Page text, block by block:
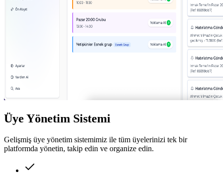
Üye Yönetim Sistemi
Gelişmiş üye yönetim sistemimiz ile tüm üyelerinizi tek bir
platformda yönetin, takip edin ve organize edin.